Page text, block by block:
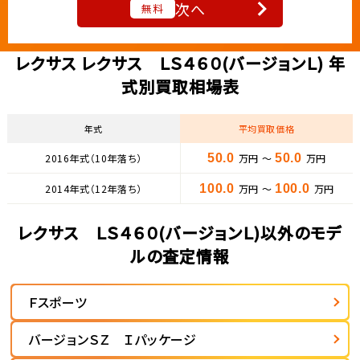
無料 次へ
レクサス レクサス ＬＳ４６０(バージョンＬ) 年
式別買取相場表
年式 平均買取価格
2016年式（10年落ち） 50.0 万円 ～ 50.0 万円
2014年式（12年落ち） 100.0 万円 ～ 100.0 万円
レクサス ＬＳ４６０(バージョンＬ)以外のモデ
ルの査定情報
Ｆスポーツ
バージョンＳＺ Ｉパッケージ